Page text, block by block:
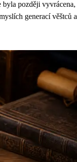
později vyvrácena,
generací věštců a